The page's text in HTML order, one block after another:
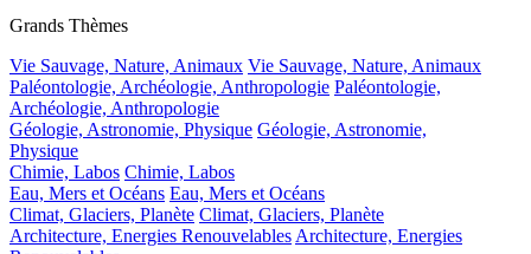
Grands Thèmes
Vie Sauvage, Nature, Animaux Vie Sauvage, Nature, Animaux
Paléontologie, Archéologie, Anthropologie Paléontologie,
Archéologie, Anthropologie
Géologie, Astronomie, Physique Géologie, Astronomie,
Physique
Chimie, Labos Chimie, Labos
Eau, Mers et Océans Eau, Mers et Océans
Climat, Glaciers, Planète Climat, Glaciers, Planète
Architecture, Energies Renouvelables Architecture, Energies